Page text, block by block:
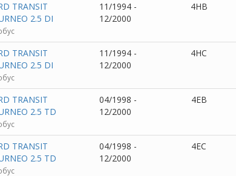
TRANSIT
2.5 DI
11/1994 -
12/2000
4HB
TRANSIT
2.5 DI
11/1994 -
12/2000
4HC
TRANSIT
2.5 TD
04/1998 -
12/2000
4EB
TRANSIT
2.5 TD
04/1998 -
12/2000
4EC